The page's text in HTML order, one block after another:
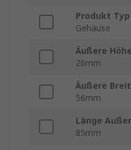
Produkt Typ
Gehäuse
Äußere Höhe
26mm
Äußere
56mm
Länge
85mm